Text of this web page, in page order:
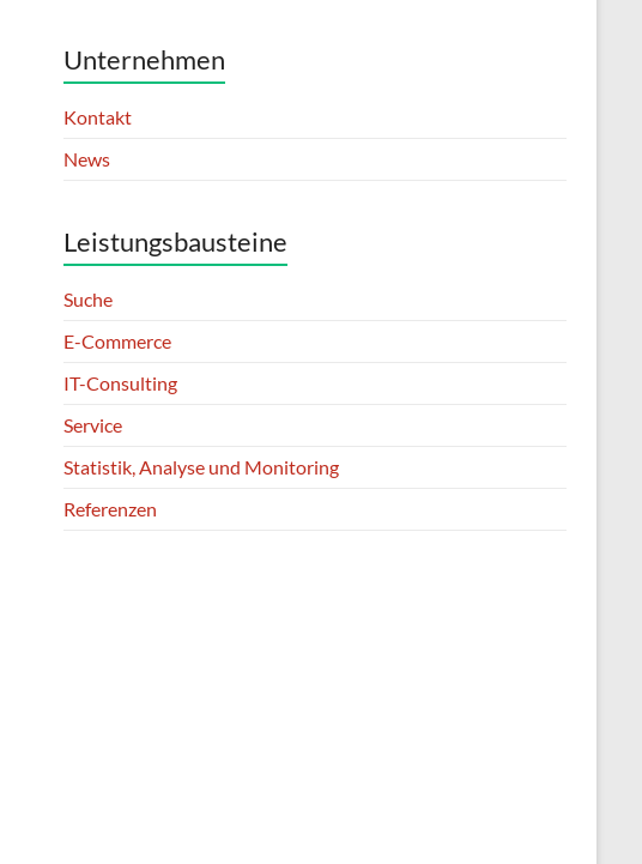
Unternehmen
Kontakt
News
Leistungsbausteine
Suche
E-Commerce
IT-Consulting
Service
Statistik, Analyse und Monitoring
Referenzen